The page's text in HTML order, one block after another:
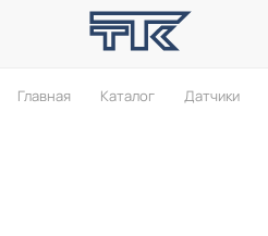
Главная Каталог Датчики